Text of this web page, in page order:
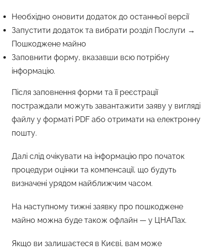
Необхідно оновити додаток до останньої версії
Запустити додаток та вибрати розділ Послуги →
Пошкоджене майно
Заповнити форму, вказавши всю потрібну
інформацію.
Після заповнення форми та її реєстрації
постраждали можуть завантажити заяву у вигляді
файлу у форматі PDF або отримати на електронну
пошту.
Далі слід очікувати на інформацію про початок
процедури оцінки та компенсації, що будуть
визначені урядом найближчим часом.
На наступному тижні заявку про пошкоджене
майно можна буде також офлайн — у ЦНАПах.
Якщо ви залишаєтеся в Києві, вам може